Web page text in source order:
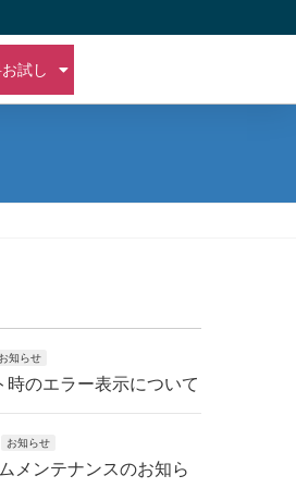
試し
知らせ
時のエラー表示について
お知らせ
メンテナンスのお知ら